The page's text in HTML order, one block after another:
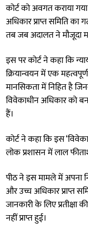
कोर्ट को अवगत कराया
अधिकार प्राप्त समिति
तब जब अदालत ने मौजूदा
इस पर कोर्ट ने कहा कि
क्रियान्वयन में एक
मानसिकता में निहित है
विवेकाधीन अधिकार को
हैं।
कोर्ट ने कहा कि इस
लोक प्रशासन में लाल
पीठ ने इस मामले में अपना
और उच्च अधिकार प्राप्त
जानकारी के लिए
नहीं प्राप्त हुई।